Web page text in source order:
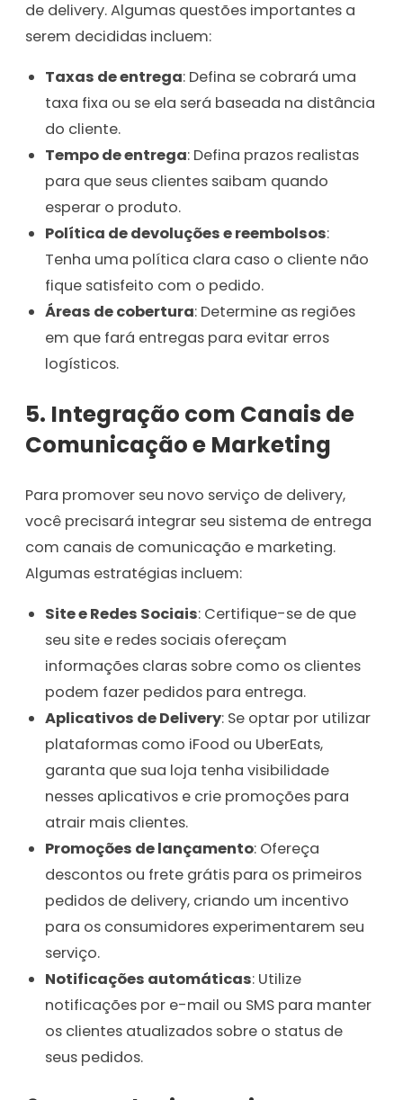
de delivery. Algumas questões importantes a
serem decididas incluem:
Taxas de entrega: Defina se cobrará uma
taxa fixa ou se ela será baseada na distância
do cliente.
Tempo de entrega: Defina prazos realistas
para que seus clientes saibam quando
esperar o produto.
Política de devoluções e reembolsos:
Tenha uma política clara caso o cliente não
fique satisfeito com o pedido.
Áreas de cobertura: Determine as regiões
em que fará entregas para evitar erros
logísticos.
5. Integração com Canais de
Comunicação e Marketing
Para promover seu novo serviço de delivery,
você precisará integrar seu sistema de entrega
com canais de comunicação e marketing.
Algumas estratégias incluem:
Site e Redes Sociais: Certifique-se de que
seu site e redes sociais ofereçam
informações claras sobre como os clientes
podem fazer pedidos para entrega.
Aplicativos de Delivery: Se optar por utilizar
plataformas como iFood ou UberEats,
garanta que sua loja tenha visibilidade
nesses aplicativos e crie promoções para
atrair mais clientes.
Promoções de lançamento: Ofereça
descontos ou frete grátis para os primeiros
pedidos de delivery, criando um incentivo
para os consumidores experimentarem seu
serviço.
Notificações automáticas: Utilize
notificações por e-mail ou SMS para manter
os clientes atualizados sobre o status de
seus pedidos.